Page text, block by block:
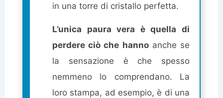
in una torre di cristallo perfetta.
L’unica paura vera è quella di
perdere ciò che hannoanche se
la sensazione è che spesso
nemmeno lo comprendano. La
loro stampa, ad esempio, è di una